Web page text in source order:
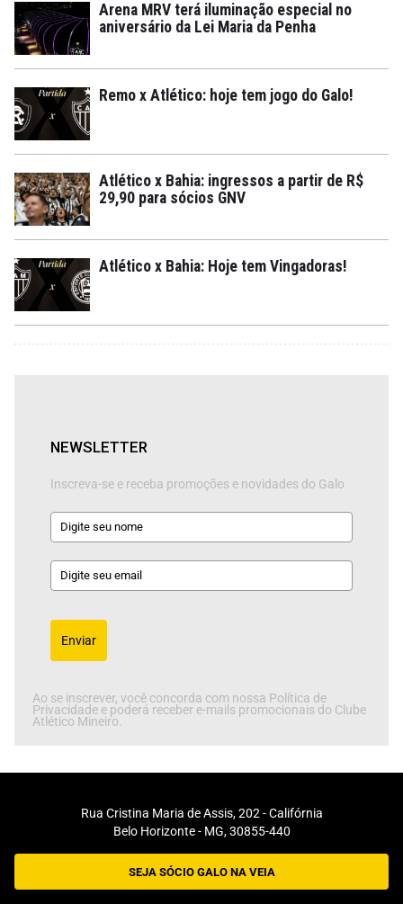
Arena MRV terá iluminação especial no
aniversário da Lei Maria da Penha
Remo x Atlético: hoje tem jogo do Galo!
Atlético x Bahia: ingressos a partir de R$
29,90 para sócios GNV
Atlético x Bahia: Hoje tem Vingadoras!
NEWSLETTER
Inscreva-se e receba promoções e novidades do Galo
Enviar
Ao se inscrever, você concorda com nossa Política de
Privacidade e poderá receber e-mails promocionais do Clube
Atlético Mineiro.
Rua Cristina Maria de Assis, 202 - Califórnia
Belo Horizonte - MG, 30855-440
SEJA SÓCIO GALO NA VEIA